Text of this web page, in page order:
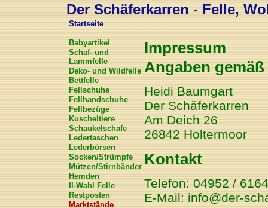
Der Schäferkarren - Felle,
Startseite
Babyartikel
Schaf- und
Lammfelle
Deko- und Wildfelle
Bettfelle
Fellschuhe
Fellhandschuhe
Fellbezüge
Kuscheltiere
Schaukelschafe
Ledertaschen
Lederbörsen
Socken/Strümpfe
Mützen/Stirnbänder
Hemden
II-Wahl Felle
Restposten
Marktstände
Impressum
Angaben gemäß
Heidi Baumgart
Der Schäferkarren
Am Deich 26
26842 Holtermoor
Kontakt
Telefon: 04952 /
E-Mail: info@der-